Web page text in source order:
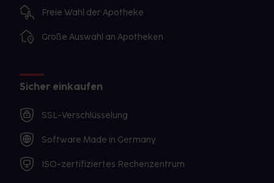
Freie Wahl der Apotheke
Große Auswahl an Apotheken
Sicher einkaufen
SSL-Verschlüsselung
Software Made in Germany
ISO-zertifiziertes Rechenzentrum